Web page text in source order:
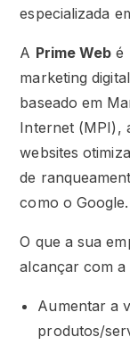
especializada
A Prime Web é
marketing
baseado em
Internet (MPI),
websites
de
como o Google.
O que a sua
alcançar com a
Aumentar a
produtos/